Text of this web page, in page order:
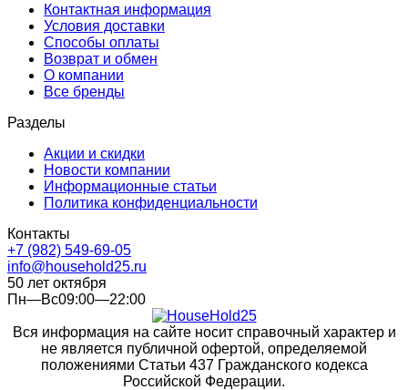
Контактная информация
Условия доставки
Способы оплаты
Возврат и обмен
О компании
Все бренды
Разделы
Акции и скидки
Новости компании
Информационные статьи
Политика конфиденциальности
Контакты
+7 (982) 549-69-05
info@household25.ru
50 лет октября
Пн—Вс09:00—22:00
Вся информация на сайте носит справочный характер и
не является публичной офертой, определяемой
положениями Статьи 437 Гражданского кодекса
Российской Федерации.